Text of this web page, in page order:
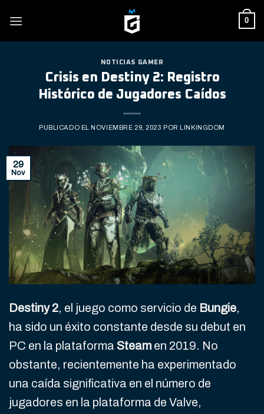
0
NOTICIAS GAMER
Crisis en Destiny 2: Registro
Histórico de Jugadores Caídos
PUBLICADO EL NOVIEMBRE 29, 2023 POR LINKINGDOM
29
Nov
Destiny 2, el juego como servicio de Bungie,
ha sido un éxito constante desde su debut en
PC en la plataforma Steam en 2019. No
obstante, recientemente ha experimentado
una caída significativa en el número de
jugadores en la plataforma de Valve,